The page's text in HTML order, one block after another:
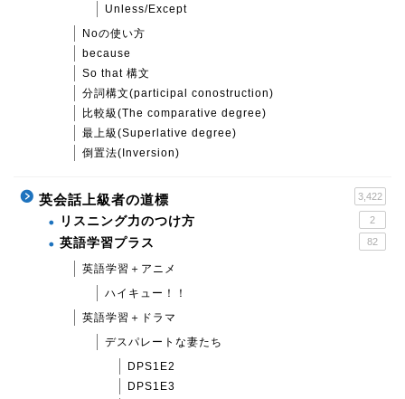
Unless/Except
Noの使い方
because
So that 構文
分詞構文(participal conostruction)
比較級(The comparative degree)
最上級(Superlative degree)
倒置法(Inversion)
英会話上級者の道標 3,422
リスニング力のつけ方 2
英語学習プラス 82
英語学習＋アニメ
ハイキュー！！
英語学習＋ドラマ
デスパレートな妻たち
DPS1E2
DPS1E3